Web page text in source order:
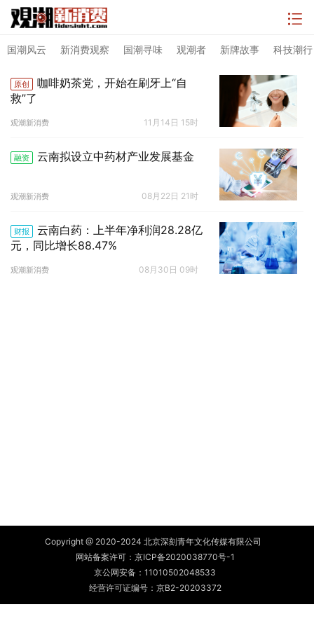
国潮风云 新消费观察 国潮寻味 观潮者 新牌故事 科技潮行
原创
咖啡奶茶党，开始在刷牙上“自
救”了
观潮新消费 11月14日 15时
融资 云南拟设立中药材产业发展基金
观潮新消费 08月22日 21时
财报
云南白药：上半年净利润28.28亿
元，同比增长88.47%
观潮新消费 08月30日 09时
Copyright @ 2020-2024 北京深刻青年文化传媒有限公司
网站备案许可： 京ICP备2020038770号-1
京公网安备： 11010502048533
经营许可证编号：京B2-20203372